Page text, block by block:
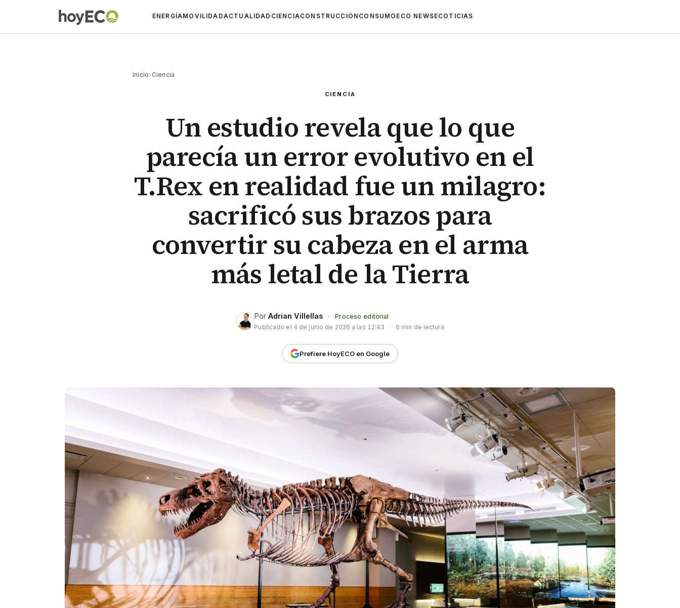
ENERGÍA MOVILIDADACTUALIDAD CIENCIACONSTRUCCIÓN CONSUMO ECO NEWS ECOTICIAS
Inicio› Ciencia
CIENCIA
Un estudio revela que lo que
parecía un error evolutivo en el
T.Rex en realidad fue un milagro:
sacrificó sus brazos para
convertir su cabeza en el arma
más letal de la Tierra
PorAdrian Villellas ·
Proceso editorial
Publicado el 4 de junio de 2026 a las 12:43 · 6 min de lectura
Prefiere HoyECO en Google